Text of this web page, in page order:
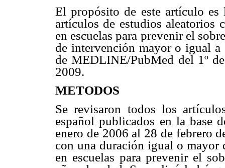
El propósito de este artículo es
artículos de estudios aleatorios
en escuelas para prevenir el
de intervención mayor o igual a
de MEDLINE/PubMed del 1º
2009.
METODOS
Se revisaron todos los
español publicados en la base
enero de 2006 al 28 de febrero
con una duración igual o mayor
en escuelas para prevenir el